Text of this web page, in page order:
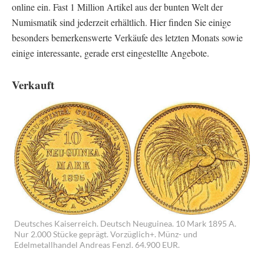
online ein. Fast 1 Million Artikel aus der bunten Welt der
Numismatik sind jederzeit erhältlich. Hier finden Sie einige
besonders bemerkenswerte Verkäufe des letzten Monats sowie
einige interessante, gerade erst eingestellte Angebote.
Verkauft
Deutsches Kaiserreich. Deutsch Neuguinea. 10 Mark 1895 A.
Nur 2.000 Stücke geprägt. Vorzüglich+. Münz- und
Edelmetallhandel Andreas Fenzl. 64.900 EUR.